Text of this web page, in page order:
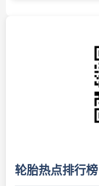
轮胎热点排行榜